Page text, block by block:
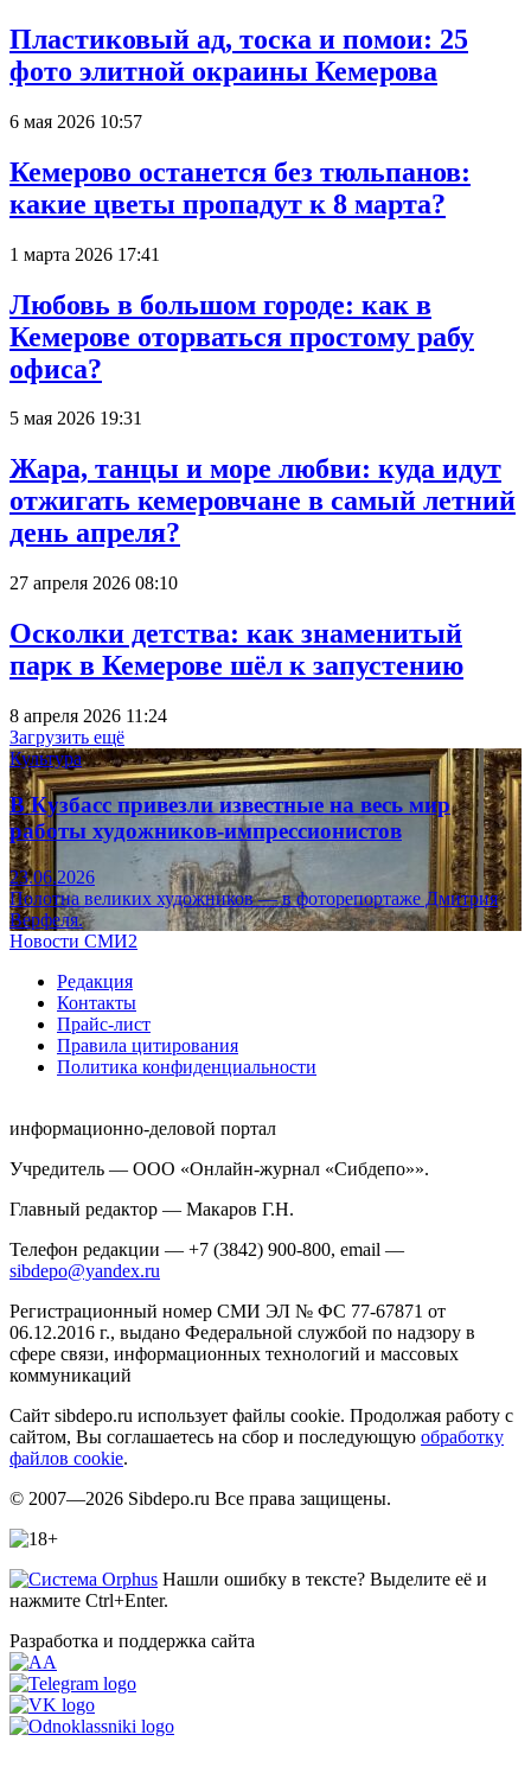
Пластиковый ад, тоска и помои: 25
фото элитной окраины Кемерова
6 мая 2026 10:57
Кемерово останется без тюльпанов:
какие цветы пропадут к 8 марта?
1 марта 2026 17:41
Любовь в большом городе: как в
Кемерове оторваться простому рабу
офиса?
5 мая 2026 19:31
Жара, танцы и море любви: куда идут
отжигать кемеровчане в самый летний
день апреля?
27 апреля 2026 08:10
Осколки детства: как знаменитый
парк в Кемерове шёл к запустению
8 апреля 2026 11:24
Загрузить ещё
Культура
В Кузбасс привезли известные на весь мир
работы художников-импрессионистов
23.06.2026
Полотна великих художников — в фоторепортаже Дмитрия
Верфеля.
Новости СМИ2
Редакция
Контакты
Прайс-лист
Правила цитирования
Политика конфиденциальности
информационно-деловой портал
Учредитель — ООО «Онлайн-журнал «Сибдепо»».
Главный редактор — Макаров Г.Н.
Телефон редакции — +7 (3842) 900-800, email —
sibdepo@yandex.ru
Регистрационный номер СМИ ЭЛ № ФС 77-67871 от
06.12.2016 г., выдано Федеральной службой по надзору в
сфере связи, информационных технологий и массовых
коммуникаций
Сайт sibdepo.ru использует файлы cookie. Продолжая работу с
сайтом, Вы соглашаетесь на сбор и последующую обработку
файлов cookie.
© 2007—2026 Sibdepo.ru Все права защищены.
Нашли ошибку в тексте? Выделите её и
нажмите Ctrl+Enter.
Разработка и поддержка сайта